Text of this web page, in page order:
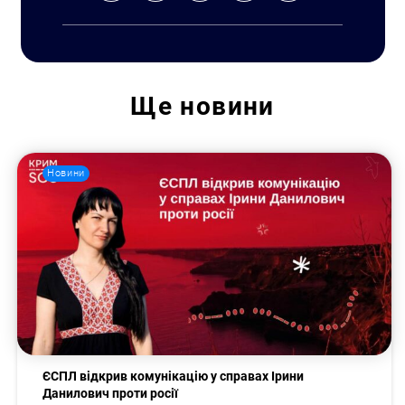
Пошук за запитом:
Ще новини
Новини
ЄСПЛ відкрив комунікацію у справах Ірини
Данилович проти росії